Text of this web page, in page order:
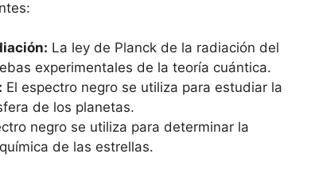
La ley de Planck de la radiación del
experimentales de la teoría cuántica.
El espectro negro se utiliza para estudiar la
de los planetas.
negro se utiliza para determinar la
de las estrellas.